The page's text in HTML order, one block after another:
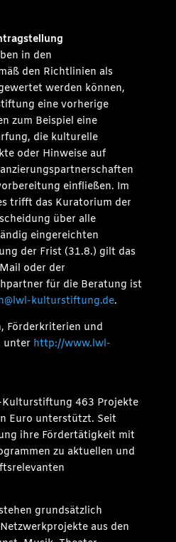
in den
den Richtlinien als
werden können,
eine vorherige
zum Beispiel eine
die kulturelle
oder Hinweise auf
einfließen. Im
trifft das Kuratorium der
über alle
eingereichten
der Frist (31.8.) gilt das
oder der
für die Beratung ist
kulturstiftung.de.
Förderkriterien und
unter http://www.lwl-
Kulturstiftung 463 Projekte
Euro unterstützt. Seit
ihre Fördertätigkeit mit
zu aktuellen und
grundsätzlich
aus den